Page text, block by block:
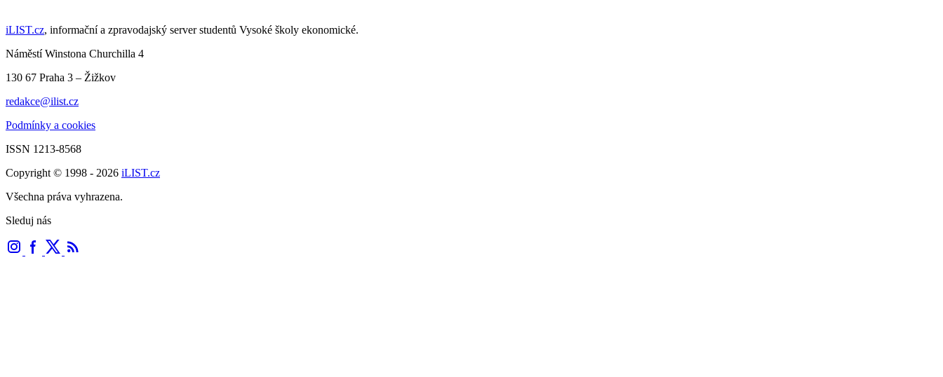
iLIST.cz, informační a zpravodajský server studentů Vysoké školy ekonomické.
Náměstí Winstona Churchilla 4
130 67 Praha 3 – Žižkov
redakce@ilist.cz
Podmínky a cookies
ISSN 1213-8568
Copyright © 1998 - 2026 iLIST.cz
Všechna práva vyhrazena.
Sleduj nás